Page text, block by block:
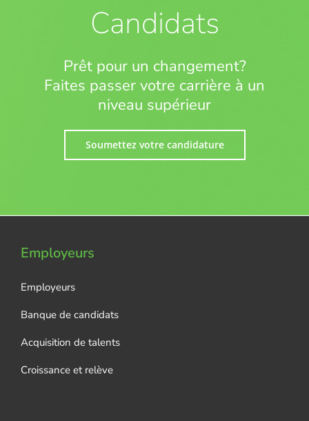
Candidats
Prêt pour un changement?
Faites passer votre carrière à un
niveau supérieur
Soumettez votre candidature
Employeurs
Employeurs
Banque de candidats
Acquisition de talents
Croissance et relève